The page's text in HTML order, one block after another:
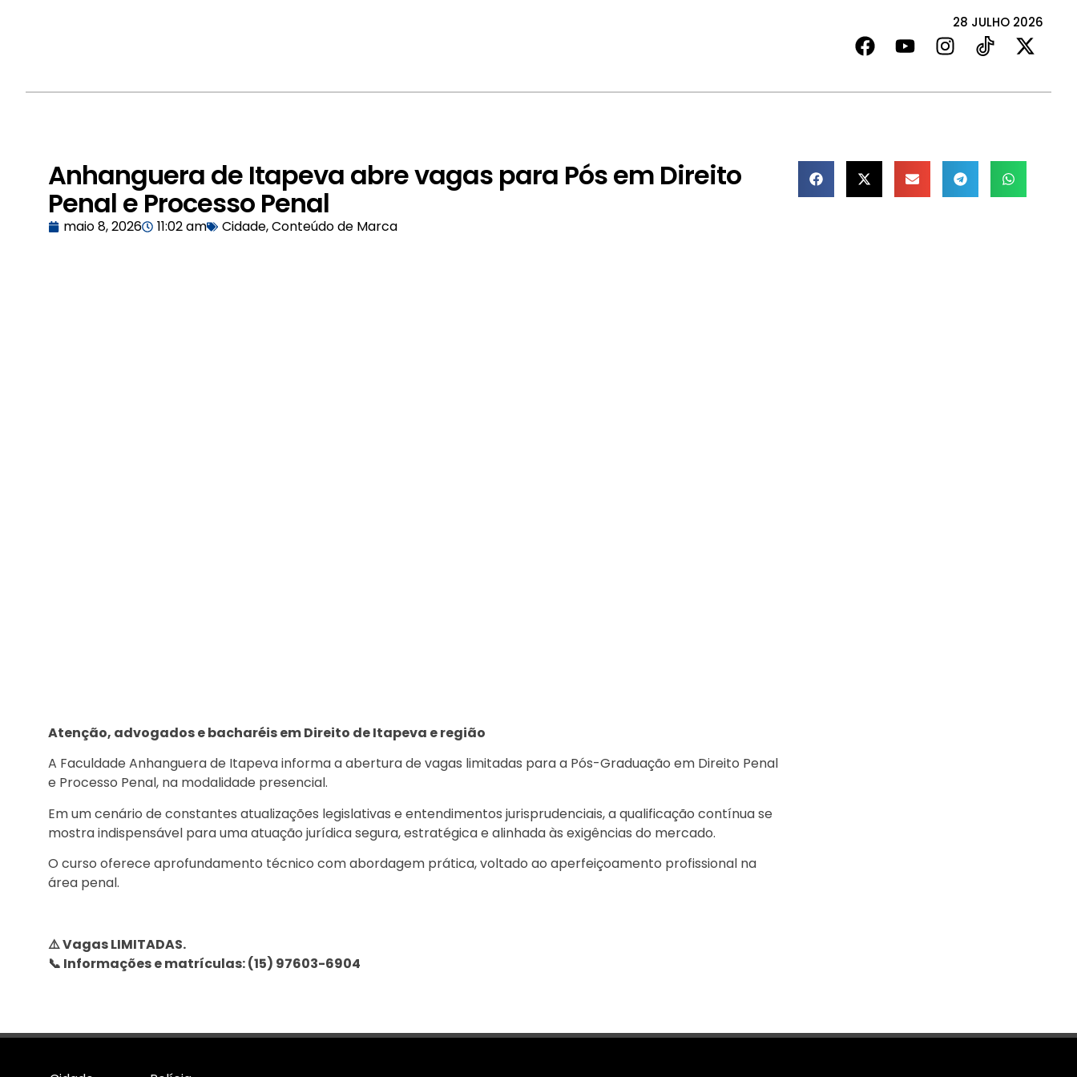
28 JULHO 2026
Anhanguera de Itapeva abre vagas para Pós em Direito
Penal e Processo Penal
maio 8, 2026 11:02 am Cidade,Conteúdo de Marca
Atenção, advogados e bacharéis em Direito de Itapeva e região
A Faculdade Anhanguera de Itapeva informa a abertura de vagas limitadas para a Pós-Graduação em Direito Penal
e Processo Penal, na modalidade presencial.
Em um cenário de constantes atualizações legislativas e entendimentos jurisprudenciais, a qualificação contínua se
mostra indispensável para uma atuação jurídica segura, estratégica e alinhada às exigências do mercado.
O curso oferece aprofundamento técnico com abordagem prática, voltado ao aperfeiçoamento profissional na
área penal.
⚠️ Vagas LIMITADAS.
📞 Informações e matrículas: (15) 97603-6904